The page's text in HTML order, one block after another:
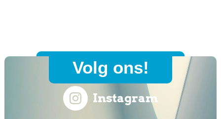
Volg ons!
Instagram